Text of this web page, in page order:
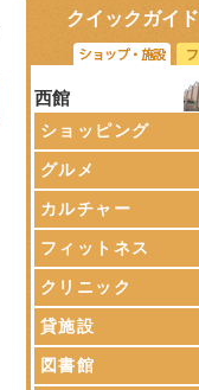
クイックガイド
西館
ショッピング
グルメ
カルチャー
フィットネス
クリニック
貸施設
図書館